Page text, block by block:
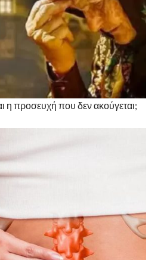
η προσευχή που δεν ακούγεται;